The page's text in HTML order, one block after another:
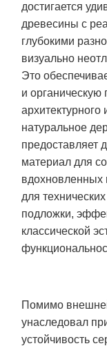
достигается
древесины с
глубокими
визуально
Это
и органическую
архитектурного
натуральное
предоставляет
материал для
вдохновленных
для
подложки,
классической
Помимо
унаследовал
устойчивость